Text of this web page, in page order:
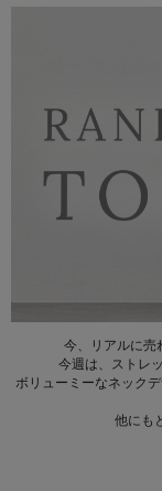
今、リアルに売
今週は、ストレ
ボリューミーなネック
他にも